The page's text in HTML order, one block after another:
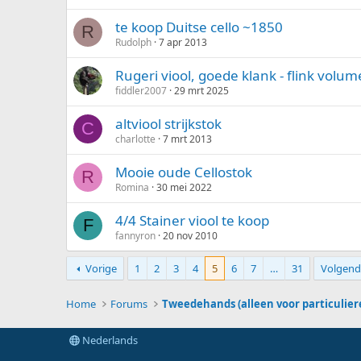
R te koop Duitse cello ~1850
Rudolph 7 apr 2013
Rugeri viool, goede klank - flink
fiddler2007 29 mrt 2025
C altviool strijkstok
charlotte 7 mrt 2013
R Mooie oude Cellostok
Romina 30 mei 2022
F 4/4 Stainer viool te koop
fannyron 20 nov 2010
Vorige 1 2 3 4 5 6 7 … 31
Home Forums Tweedehands (alleen voor
Nederlands